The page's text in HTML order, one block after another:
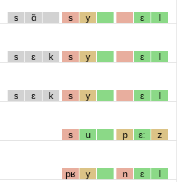
s ɑ̃ s y ɛ l
s ɛ k s y ɛ l
s ɛ k s y ɛ l
s u p ɛː z
pʁ y n ɛ l